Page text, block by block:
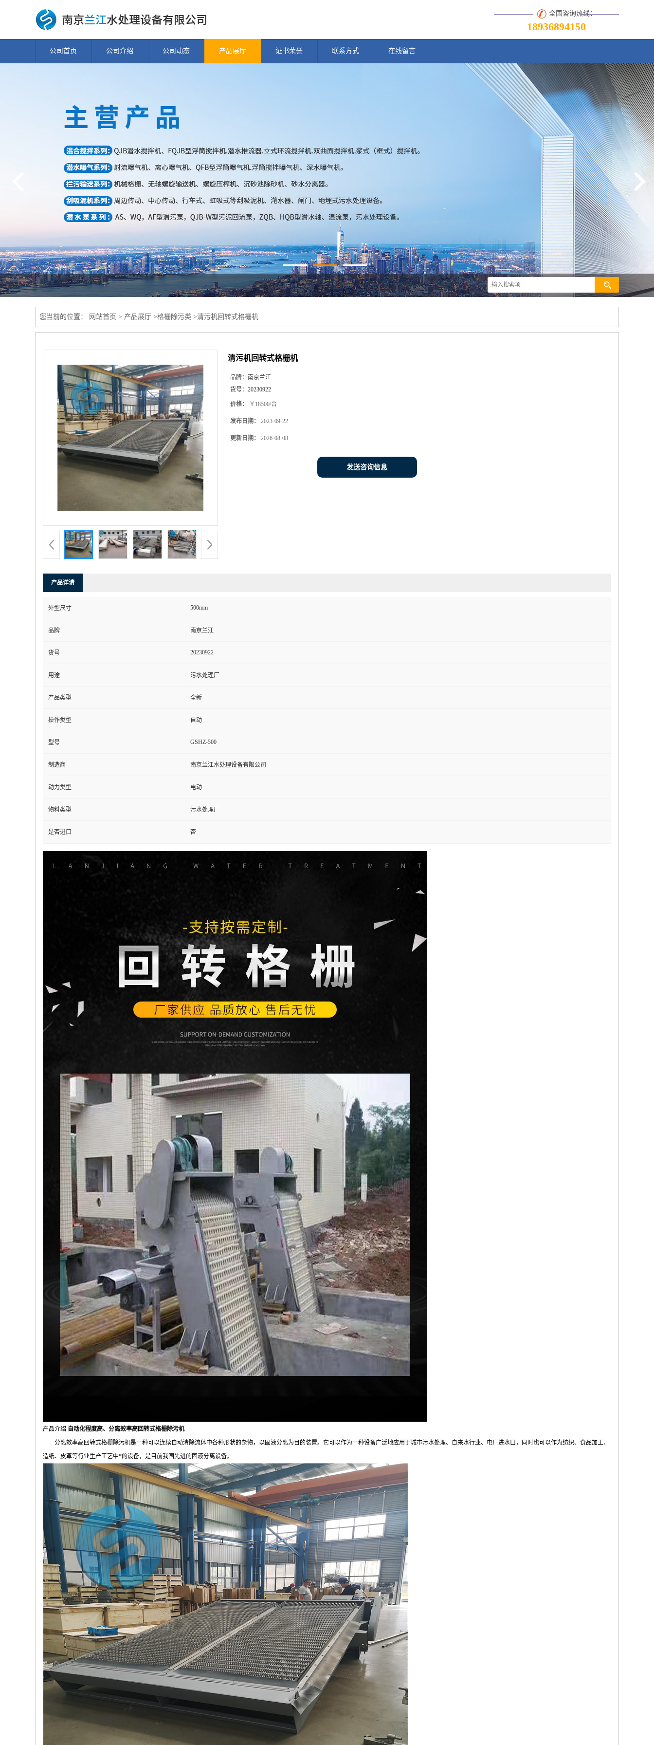
全国咨询热线：
18936894150
公司首页 公司介绍 公司动态 产品展厅 证书荣誉 联系方式 在线留言
您当前的位置： 网站首页 > 产品展厅 >格栅除污类 >清污机回转式格栅机
清污机回转式格栅机
品牌： 南京兰江
货号： 20230922
价格： ￥18500/台
发布日期： 2023-09-22
更新日期： 2026-08-08
发送咨询信息
产品详请
外型尺寸 500mm
品牌 南京兰江
货号 20230922
用途 污水处理厂
产品类型 全新
操作类型 自动
型号 GSHZ-500
制造商 南京兰江水处理设备有限公司
动力类型 电动
物料类型 污水处理厂
是否进口 否
产品介绍 自动化程度高、分离效率高回转式格栅除污机
分离效率高回转式格栅除污机是一种可以连续自动清除流体中各种形状的杂物，以固液分离为目的装置。它可以作为一种设备广泛地应用于城市污水处理、自来水行业、电厂进水口，同时也可以作为纺织、食品加工、
造纸、皮革等行业生产工艺中*的设备，是目前我国先进的固液分离设备。